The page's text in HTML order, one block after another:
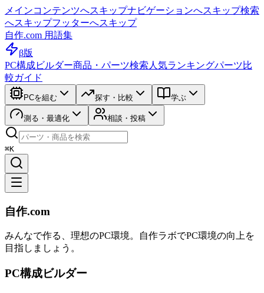
メインコンテンツへスキップナビゲーションへスキップ検索
へスキップフッターへスキップ
自作.com 用語集
β版
PC構成ビルダー商品・パーツ検索 人気ランキングパーツ比
較ガイド
PCを組む 探す・比較 学ぶ
測る・最適化 相談・投稿
⌘K
自作.com
みんなで作る、理想のPC環境。 自作ラボでPC環境の向上を
目指しましょう。
PC構成ビルダー